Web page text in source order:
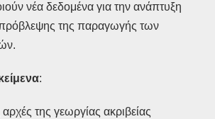
νέα δεδομένα για την ανάπτυξη
της παραγωγής των
:
της γεωργίας ακριβείας